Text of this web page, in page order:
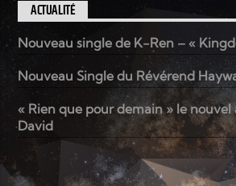
ACTUALITÉ
Nouveau single de K-Ren – «
Nouveau Single du Révérend
« Rien que pour demain » le
David